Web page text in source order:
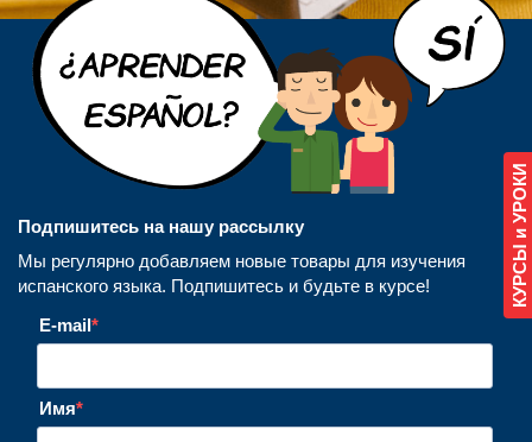
КУРСЫ и УРОКИ
Подпишитесь на нашу рассылку
Мы регулярно добавляем новые товары для изучения
испанского языка. Подпишитесь и будьте в курсе!
E-mail
Имя